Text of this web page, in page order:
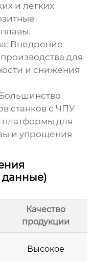
и легких
Внедрение
для
и снижения
Большинство
станков с ЧПУ
платформы для
и упрощения
данные)
Качество
продукции
Высокое